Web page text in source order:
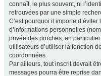
connaît, le plus souvent, ni
retrouvées par une simple
C’est pourquoi il importe
d’informations personnelles
privée des proches, en
utilisateurs d’utiliser la fonction
coordonnées.
Par ailleurs, tout inscrit devrait
messages pourra être reprise